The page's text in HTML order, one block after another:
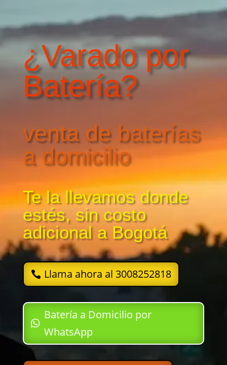
¿Varado por
Batería?
venta de baterías
a domicilio
Te la llevamos donde
estés, sin costo
adicional a Bogotá
Llama ahora al 3008252818
Batería a Domicilio por
WhatsApp